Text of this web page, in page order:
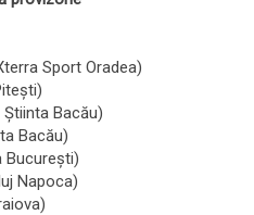
Sport Oradea)
Bacău)
Bacău)
București)
Napoca)